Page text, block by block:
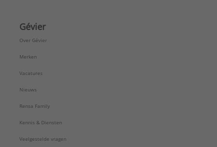
Gévier
Over Gévier
Merken
Vacatures
Nieuws
Rensa Family
Kennis & Diensten
Veelgestelde vragen